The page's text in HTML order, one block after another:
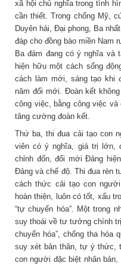
xã hội chủ nghĩa trong tình
cần thiết. Trong chống Mỹ,
Duyên hải, Đại phong, Ba
đáp cho đồng bào miền Nam
Ba đảm đang có ý nghĩa và
hiện hữu một cách sống
cách làm mới, sáng tạo khi
năm đổi mới. Đoàn kết
công việc, bằng công việc
tăng cường đoàn kết.
Thứ ba, thi đua cải tạo con
viên có ý nghĩa, giá trị lớn,
chỉnh đốn, đổi mới Đảng
Đảng và chế độ. Thi đua rèn
cách thức cải tạo con
hoàn thiện, luôn có tốt, xấu
“tự chuyển hóa”. Một trong
suy thoái về tư tưởng chính
chuyển hóa”, chống tha hóa
suy xét bản thân, tự ý thức,
con người đặc biệt nhân